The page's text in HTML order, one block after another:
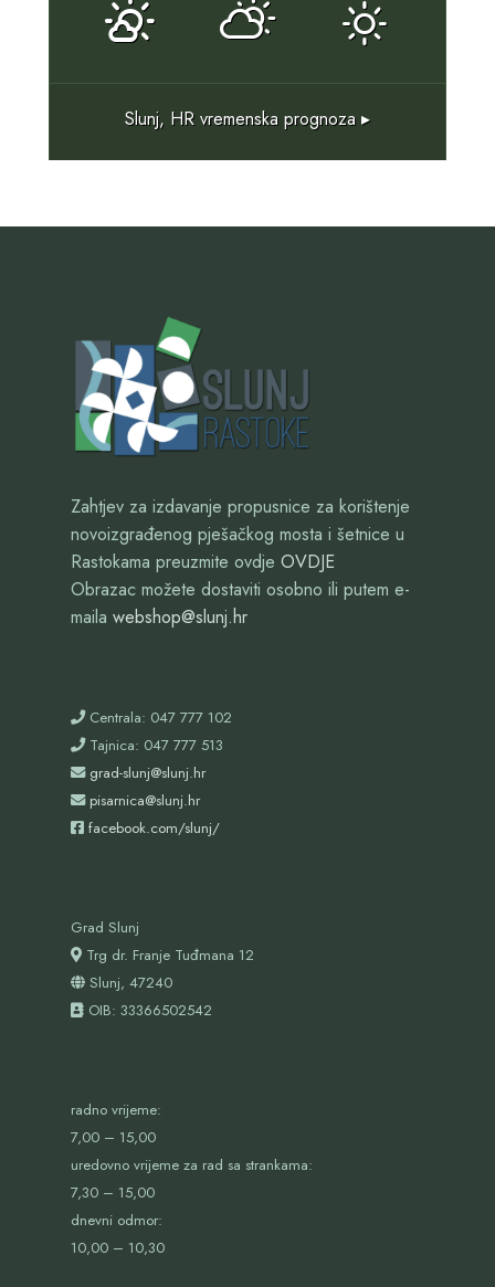
Slunj, HRvremenska prognoza ▸
Zahtjev za izdavanje propusnice za korištenje
novoizgrađenog pješačkog mosta i šetnice u
Rastokama preuzmite ovdje OVDJE
Obrazac možete dostaviti osobno ili putem e-
maila webshop@slunj.hr
Centrala: 047 777 102
Tajnica: 047 777 513
grad-slunj@slunj.hr
pisarnica@slunj.hr
facebook.com/slunj/
Grad Slunj
Trg dr. Franje Tuđmana 12
Slunj, 47240
OIB: 33366502542
radno vrijeme:
7,00 – 15,00
uredovno vrijeme za rad sa strankama:
7,30 – 15,00
dnevni odmor:
10,00 – 10,30